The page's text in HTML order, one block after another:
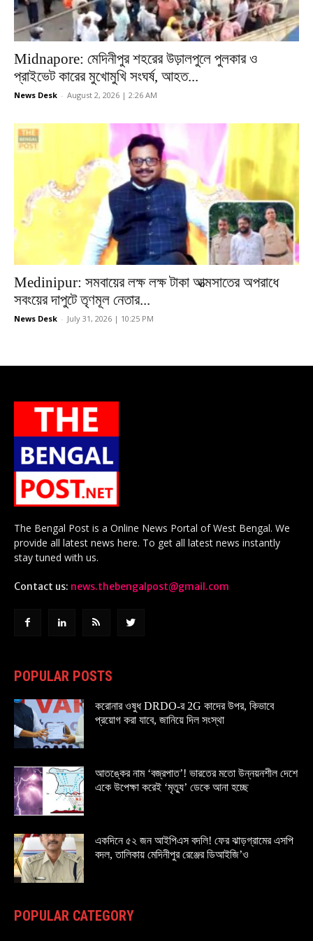
Midnapore: মেদিনীপুর শহরের উড়ালপুলে পুলকার ও
প্রাইভেট কারের মুখোমুখি সংঘর্ষ, আহত...
News Desk - August 2, 2026 | 2:26 AM
Medinipur: সমবায়ের লক্ষ লক্ষ টাকা আত্মসাতের অপরাধে
সবংয়ের দাপুটে তৃণমূল নেতার...
News Desk - July 31, 2026 | 10:25 PM
The Bengal Post is a Online News Portal of West Bengal. We
provide all latest news here. To get all latest news instantly
stay tuned with us.
Contact us: news.thebengalpost@gmail.com
POPULAR POSTS
করোনার ওষুধ DRDO-র 2G কাদের উপর, কিভাবে
প্রয়োগ করা যাবে, জানিয়ে দিল সংস্থা
আতঙ্কের নাম ‘বজ্রপাত’! ভারতের মতো উন্নয়নশীল দেশে
একে উপেক্ষা করেই ‘মৃত্যু’ ডেকে আনা হচ্ছে
একদিনে ৫২ জন আইপিএস বদলি! ফের ঝাড়গ্রামের এসপি
বদল, তালিকায় মেদিনীপুর রেঞ্জের ডিআইজি’ও
POPULAR CATEGORY